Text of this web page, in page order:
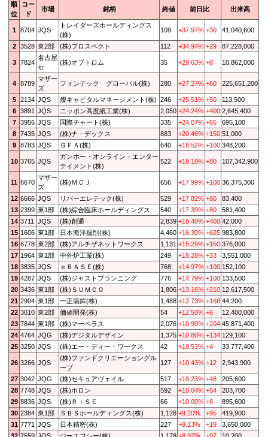
順
位
コー
ド
市場 銘柄 終値 前日比 出来高
1 8704 JQS
トレイダーズホールディングス
(株)
109 +37.97% +30 41,040,600
2 3528 東2部 (株)プロスペクト 112 +34.94% +29 87,228,000
3 7824
名古屋
セ
(株)オプトロム 35 +29.63% +8 10,862,000
4 8789
マザー
ズ
フィンテック グローバル(株) 280 +27.27% +60 225,651,200
5 2134 JQS 燦キャピタルマネージメント(株) 246 +25.51% +50
113,500
6
3891 JQS ニッポン高度紙工業(株) 2,050 +24.24% +400 2,645,400
7
3956 JQS 国際チャート(株) 335 +24.07% +65
695,100
8
7435 JQS (株)ナ・デックス 883 +20.46% +150 51,000
9
8783 JQS ＧＦＡ(株) 640 +18.52% +100 348,200
10 3765 JQS
ガンホー・オンライン・エンター
テイメント(株)
522 +18.10% +80 107,342,900
11 6670
マザー
ズ
(株)ＭＣＪ 656 +17.99% +100 36,375,300
12 6666 JQS リバーエレテック(株) 529 +17.82% +80
83,400
13 2399 東1部 (株)綜合臨床ホールディングス 540 +17.39% +80
581,400
14 3711 JQS (株)創通 2,839 +16.40% +400 42,000
15 1606 東1部 日本海洋掘削(株) 4,460 +16.30% +625 983,800
16 6778 東2部 (株)アルチザネットワークス 1,131 +15.29% +150 376,000
17 1964 東1部 中外炉工業(株) 249 +15.28% +33
3,551,000
18 3835 JQS ｅＢＡＳＥ(株) 768 +14.97% +100 152,100
19 4287 JQS (株)ジャストプランニング 776 +14.79% +100 133,500
20 3436 東1部 (株)ＳＵＭＣＯ 1,806 +13.16% +210 12,617,500
21 2904 東1部 一正蒲鉾(株) 1,488 +12.73% +168 44,200
22 3010 東2部 価値開発(株) 54 +12.50% +6
12,400,000
23 7844 東1部 (株)マーベラス 2,076 +10.90% +204 45,871,400
24 4764 JQG (株)デジタルデザイン 1,375 +10.80% +134 129,100
25 3250 JQS (株)エー・ディー・ワークス 42 +10.53% +4 33,777,400
26 3266 JQS
(株)ファンドクリエーショングル
ープ
127 +10.43% +12 2,943,900
27 3042 JQG (株)セキュアヴェイル 517 +10.23% +48
205,600
28 7748 JQS (株)ホロン 592 +10.04% +54
203,700
29 8836 JQS (株)ＲＩＳＥ 66 +10.00% +6
895,600
30 2384 東1部 ＳＢＳホールディングス(株) 1,128 +9.20% +95
419,900
31 7771 JQS 日本精密(株) 227 +9.13% +19
3,650,000